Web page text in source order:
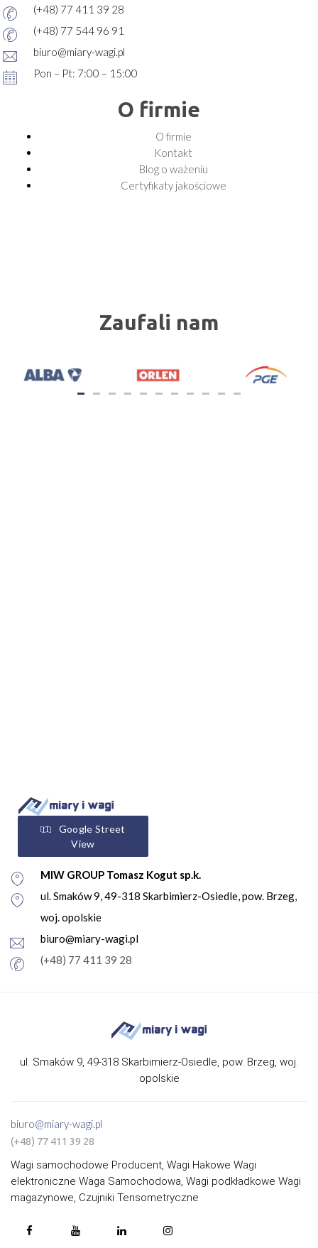
(+48) 77 411 39 28
(+48) 77 544 96 91
biuro@miary-wagi.pl
Pon – Pt: 7:00 – 15:00
O firmie
O firmie
Kontakt
Blog o ważeniu
Certyfikaty jakościowe
Zaufali nam
Google Street
View
MIW GROUP Tomasz Kogut sp.k.
ul. Smaków 9, 49-318 Skarbimierz-Osiedle, pow. Brzeg,
woj. opolskie
biuro@miary-wagi.pl
(+48) 77 411 39 28
ul. Smaków 9, 49-318 Skarbimierz-Osiedle, pow. Brzeg, woj.
opolskie
biuro@miary-wagi.pl
(+48) 77 411 39 28
Wagi samochodowe Producent, Wagi Hakowe Wagi
elektroniczne Waga Samochodowa, Wagi podkładkowe Wagi
magazynowe, Czujniki Tensometryczne